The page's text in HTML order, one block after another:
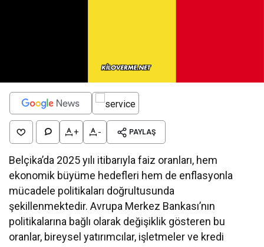
+ - PAYLAŞ
Belçika’da 2025 yılı itibarıyla faiz oranları, hem
ekonomik büyüme hedefleri hem de enflasyonla
mücadele politikaları doğrultusunda
şekillenmektedir. Avrupa Merkez Bankası’nın
politikalarına bağlı olarak değişiklik gösteren bu
oranlar, bireysel yatırımcılar, işletmeler ve kredi